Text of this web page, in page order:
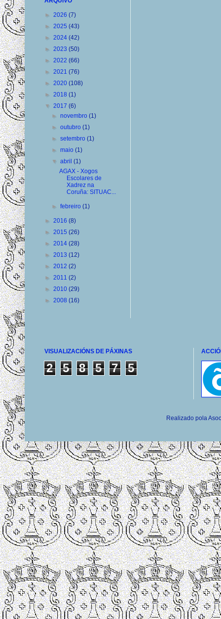
► 2026 (7)
► 2025 (43)
► 2024 (42)
► 2023 (50)
► 2022 (66)
► 2021 (76)
► 2020 (108)
► 2018 (1)
▼ 2017 (6)
►novembro(1)
►outubro(1)
►setembro(1)
►maio(1)
▼abril(1)
AGAX - Xogos
Escolares de
Xadrez na
Coruña: SITUAC...
►febreiro(1)
► 2016 (8)
► 2015 (26)
► 2014 (28)
► 2013 (12)
► 2012 (2)
► 2011 (2)
► 2010 (29)
► 2008 (16)
VISUALIZACIÓNS DE PÁXINAS
2 5 8 5 7 5
Realizado pola